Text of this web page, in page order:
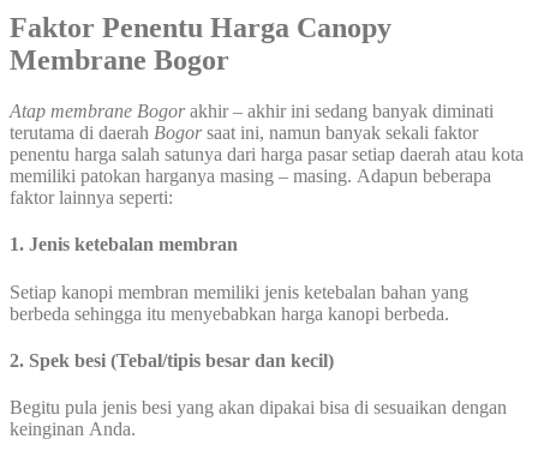
Faktor Penentu Harga Canopy
Membrane Bogor
Atap membrane Bogorakhir – akhir ini sedang banyak diminati
terutama di daerah Bogorsaat ini, namun banyak sekali faktor
penentu harga salah satunya dari harga pasar setiap daerah atau kota
memiliki patokan harganya masing – masing. Adapun beberapa
faktor lainnya seperti:
1. Jenis ketebalan membran
Setiap kanopi membran memiliki jenis ketebalan bahan yang
berbeda sehingga itu menyebabkan harga kanopi berbeda.
2. Spek besi (Tebal/tipis besar dan kecil)
Begitu pula jenis besi yang akan dipakai bisa di sesuaikan dengan
keinginan Anda.